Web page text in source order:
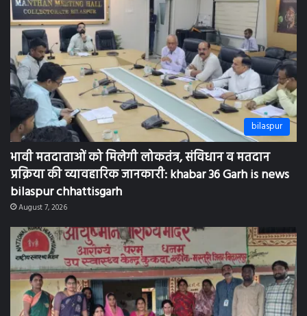
bilaspur
भावी मतदाताओं को मिलेगी लोकतंत्र, संविधान व मतदान
प्रक्रिया की व्यावहारिक जानकारी: khabar 36 Garh is news
bilaspur chhattisgarh
August 7, 2026